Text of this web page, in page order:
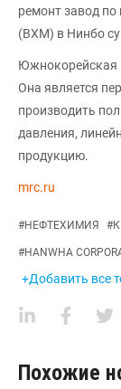
ремонт завод
(ВХМ) в Нинбо
Южнокорейская
Она является
производить
давления,
продукцию.
mrc.ru
#НЕФТЕХИМИЯ #
#HANWHA
+Добавить все
Похожие